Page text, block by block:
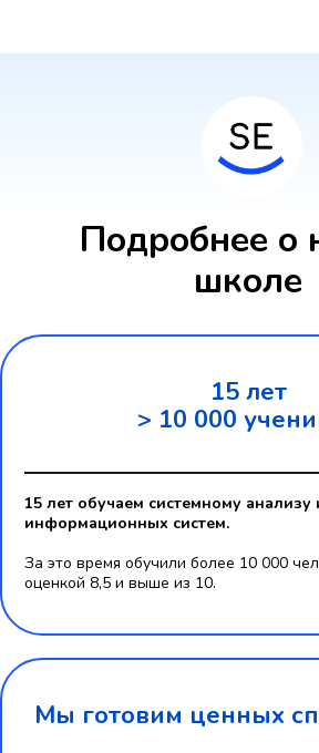
Подробнее о
школе
15 лет
> 10 000
15 лет обучаем системному
информационных систем.
За это время обучили более 10 000
оценкой 8,5 и выше из 10.
Мы готовим ценных